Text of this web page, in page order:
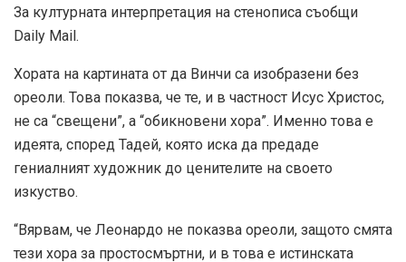
За културната интерпретация на стенописа съобщи
Daily Mail.
Хората на картината от да Винчи са изобразени без
ореоли. Това показва, че те, и в частност Исус Христос,
не са “свещени”, а “обикновени хора”. Именно това е
идеята, според Тадей, която иска да предаде
гениалният художник до ценителите на своето
изкуство.
“Вярвам, че Леонардо не показва ореоли, защото смята
тези хора за простосмъртни, и в това е истинската